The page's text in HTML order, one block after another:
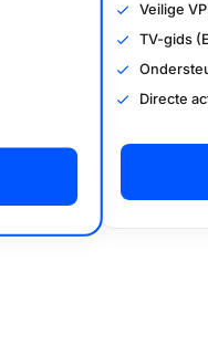
Veilige
TV-gids
Directe